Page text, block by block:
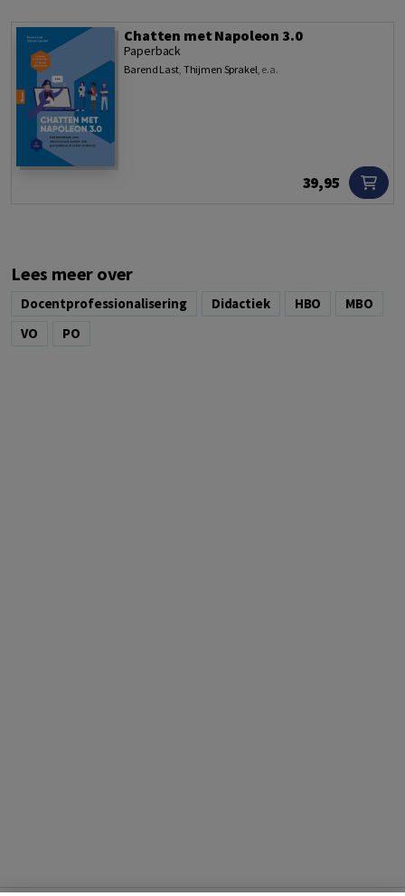
Chatten met Napoleon 3.0
Barend Last, Thijmen Sprakel, e.a.
Paperback
39,95
Lees meer over
Docentprofessionalisering Didactiek HBO
MBO
VO
PO